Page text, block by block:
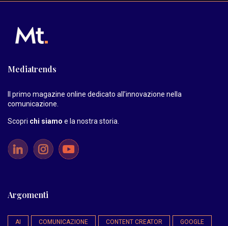
Mediatrends
Il primo magazine online dedicato all’innovazione nella
comunicazione.
Scopri chi siamo e la nostra storia
Argomenti
AI COMUNICAZIONE CONTENT CREATOR GOOGLE